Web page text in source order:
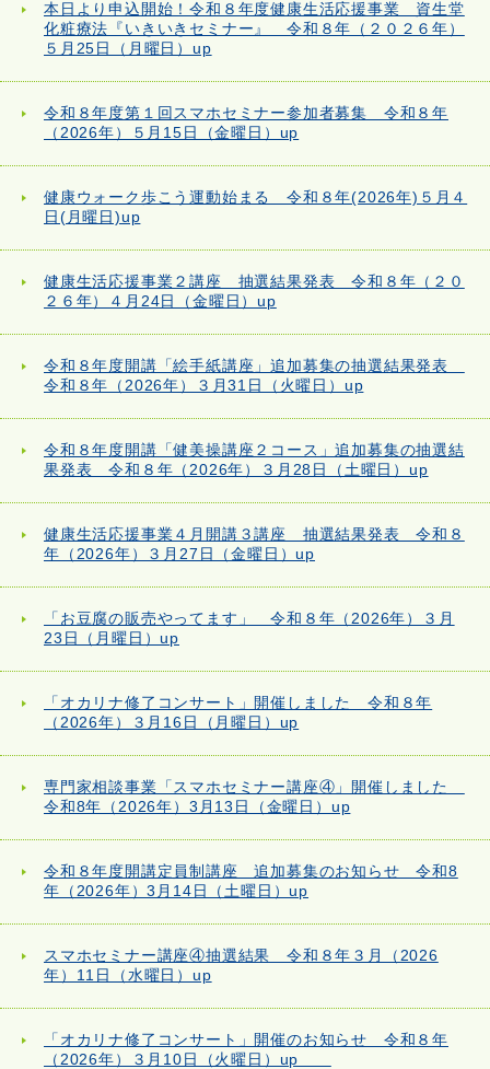
本日より申込開始！令和８年度健康生活応援事業 資生堂
化粧療法『いきいきセミナー』 令和８年（２０２６年）
５月25日（月曜日）up
令和８年度第１回スマホセミナー参加者募集 令和８年
（2026年）５月15日（金曜日）up
健康ウォーク歩こう運動始まる 令和８年(2026年)５月４
日(月曜日)up
健康生活応援事業２講座 抽選結果発表 令和８年（２０
２６年）４月24日（金曜日）up
令和８年度開講「絵手紙講座」追加募集の抽選結果発表
令和８年（2026年）３月31日（火曜日）up
令和８年度開講「健美操講座２コース」追加募集の抽選結
果発表 令和８年（2026年）３月28日（土曜日）up
健康生活応援事業４月開講３講座 抽選結果発表 令和８
年（2026年）３月27日（金曜日）up
「お豆腐の販売やってます」 令和８年（2026年）３月
23日（月曜日）up
「オカリナ修了コンサート」開催しました 令和８年
（2026年）３月16日（月曜日）up
専門家相談事業「スマホセミナー講座④」開催しました
令和8年（2026年）3月13日（金曜日）up
令和８年度開講定員制講座 追加募集のお知らせ 令和8
年（2026年）3月14日（土曜日）up
スマホセミナー講座④抽選結果 令和８年３月（2026
年）11日（水曜日）up
「オカリナ修了コンサート」開催のお知らせ 令和８年
（2026年）３月10日（火曜日）up